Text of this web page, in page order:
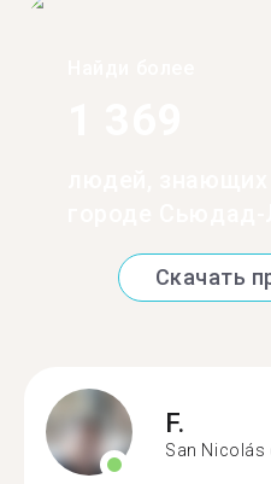
Скачать
F.
San Nicolás